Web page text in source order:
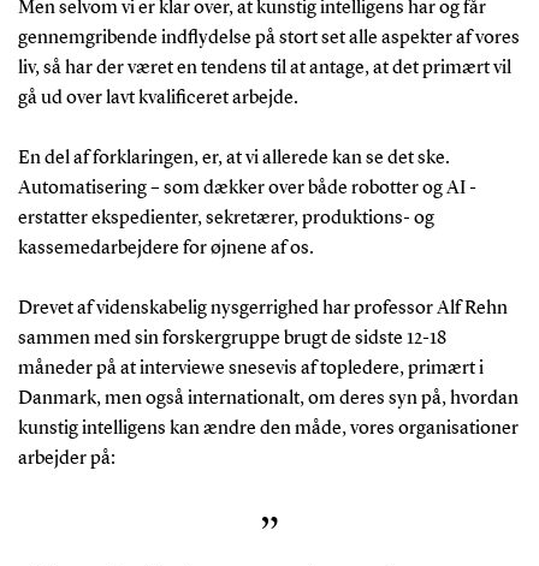
Men selvom vi er klar over, at kunstig intelligens har og får
gennemgribende indflydelse på stort set alle aspekter af vores
liv, så har der været en tendens til at antage, at det primært vil
gå ud over lavt kvalificeret arbejde.
En del af forklaringen, er, at vi allerede kan se det ske.
Automatisering – som dækker over både robotter og AI -
erstatter ekspedienter, sekretærer, produktions- og
kassemedarbejdere for øjnene af os.
Drevet af videnskabelig nysgerrighed har professor Alf Rehn
sammen med sin forskergruppe brugt de sidste 12-18
måneder på at interviewe snesevis af topledere, primært i
Danmark, men også internationalt, om deres syn på, hvordan
kunstig intelligens kan ændre den måde, vores organisationer
arbejder på:
”